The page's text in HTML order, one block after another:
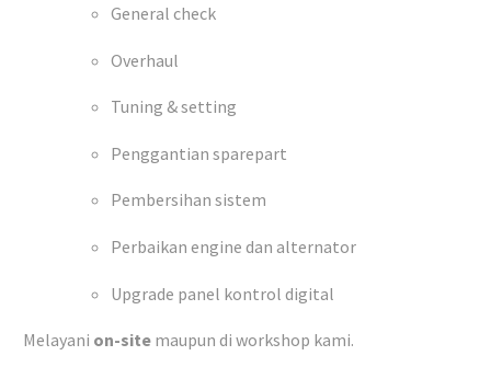
General check
Overhaul
Tuning & setting
Penggantian sparepart
Pembersihan sistem
Perbaikan engine dan alternator
Upgrade panel kontrol digital
Melayani on-site maupun di workshop kami.